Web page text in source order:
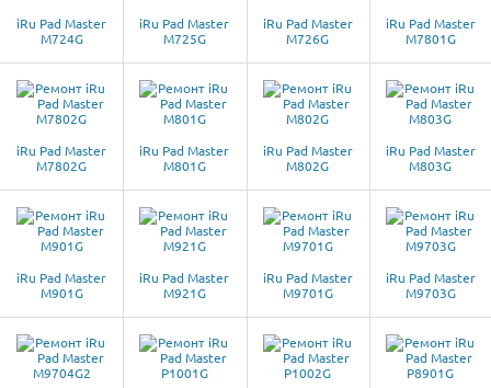
iRu Pad Master
M724G
iRu Pad Master
M725G
iRu Pad Master
M726G
iRu Pad Master
M7801G
iRu Pad Master
M7802G
iRu Pad Master
M801G
iRu Pad Master
M802G
iRu Pad Master
M803G
iRu Pad Master
M901G
iRu Pad Master
M921G
iRu Pad Master
M9701G
iRu Pad Master
M9703G